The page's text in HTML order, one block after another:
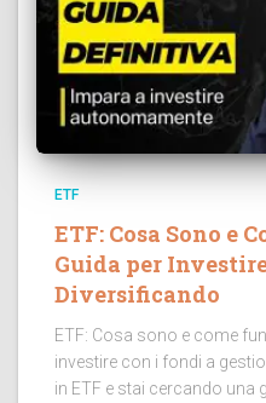
ETF
ETF: Cosa Sono e
Guida per
Diversificando
ETF: Cosa sono e come
investire con i fondi a
in ETF e stai cercando una